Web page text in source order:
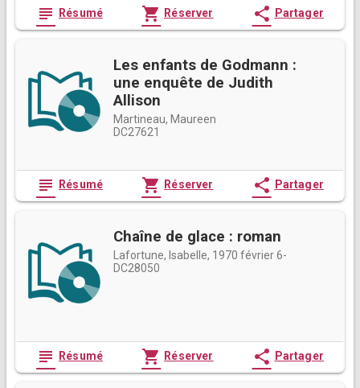
subject Résumé shopping_cart Réserver share Partager
Les enfants de Godmann :
une enquête de Judith
Allison
Martineau, Maureen
DC27621
subject Résumé shopping_cart Réserver share Partager
Chaîne de glace : roman
Lafortune, Isabelle, 1970 février 6-
DC28050
subject Résumé shopping_cart Réserver share Partager